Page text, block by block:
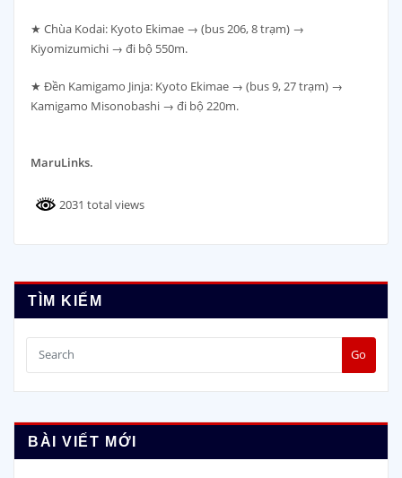
★ Chùa Kodai: Kyoto Ekimae → (bus 206, 8 trạm) →
Kiyomizumichi → đi bộ 550m.
★ Đền Kamigamo Jinja: Kyoto Ekimae → (bus 9, 27 trạm) →
Kamigamo Misonobashi → đi bộ 220m.
MaruLinks.
2031 total views
TÌM KIẾM
Go
BÀI VIẾT MỚI